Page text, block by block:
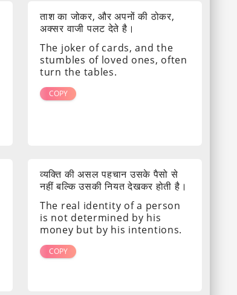
ताश का जोकर, और अपनों की ठोकर,
अक्सर वाजी पलट देते है।
The joker of cards, and the
stumbles of loved ones, often
turn the tables.
COPY
व्यक्ति की असल पहचान उसके पैसो से
नहीं बल्कि उसकी नियत देखकर होती है।
The real identity of a person
is not determined by his
money but by his intentions.
COPY